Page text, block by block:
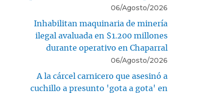
06/Agosto/2026
Inhabilitan maquinaria de minería
ilegal avaluada en $1.200 millones
durante operativo en Chaparral
06/Agosto/2026
A la cárcel carnicero que asesinó a
cuchillo a presunto 'gota a gota' en